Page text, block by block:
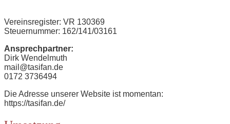
Vereinsregister: VR 130369
Steuernummer: 162/141/03161
Ansprechpartner:
Dirk Wendelmuth
mail@tasifan.de
0172 3736494
Die Adresse unserer Website ist momentan:
https://tasifan.de/